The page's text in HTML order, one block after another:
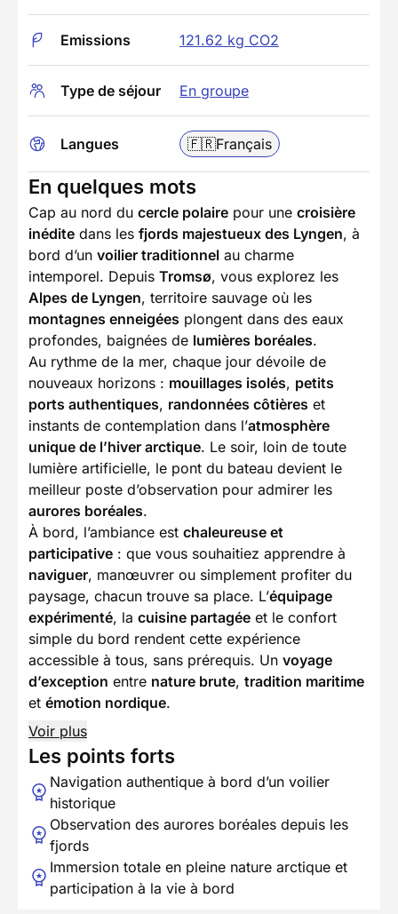
Emissions 121.62 kg CO2
Type de séjour En groupe
Langues 🇫🇷Français
En quelques mots
Cap au nord du cercle polaire pour une croisière
inédite dans les fjords majestueux des Lyngen, à
bord d’un voilier traditionnel au charme
intemporel. Depuis Tromsø, vous explorez les
Alpes de Lyngen, territoire sauvage où les
montagnes enneigées plongent dans des eaux
profondes, baignées de lumières boréales.
Au rythme de la mer, chaque jour dévoile de
nouveaux horizons : mouillages isolés, petits
ports authentiques, randonnées côtières et
instants de contemplation dans l’atmosphère
unique de l’hiver arctique. Le soir, loin de toute
lumière artificielle, le pont du bateau devient le
meilleur poste d’observation pour admirer les
aurores boréales.
À bord, l’ambiance est chaleureuse et
participative : que vous souhaitiez apprendre à
naviguer, manœuvrer ou simplement profiter du
paysage, chacun trouve sa place. L’équipage
expérimenté, la cuisine partagée et le confort
simple du bord rendent cette expérience
accessible à tous, sans prérequis. Un voyage
d’exception entre nature brute, tradition maritime
et émotion nordique.
Voir plus
Les points forts
Navigation authentique à bord d’un voilier
historique
Observation des aurores boréales depuis les
fjords
Immersion totale en pleine nature arctique et
participation à la vie à bord